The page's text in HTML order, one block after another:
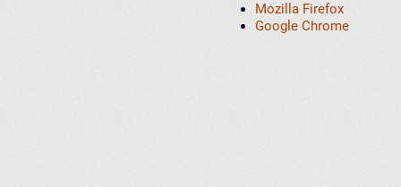
Mozilla Firefox
Google Chrome